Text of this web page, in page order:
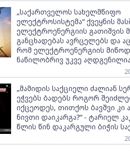
„საქართველოს სახელმწიფო
ელექტროსისტემა“ ქვეყნის
ელექტროენერგიის გათიშვის
განცხადებას ავრცელებს და
რომ ელექტროენერგიის
ნაწილობრივ უკვე აღდგენილია
„მამიდის საქციელი ძალიან
ეჭვებს ბადებს როგორ
იქცეოდეს, თითქოს ბავშვი კი
ნივთი დაიკარგა?“ - ტარიელ
წლის წინ დაკარგული ბიჭის